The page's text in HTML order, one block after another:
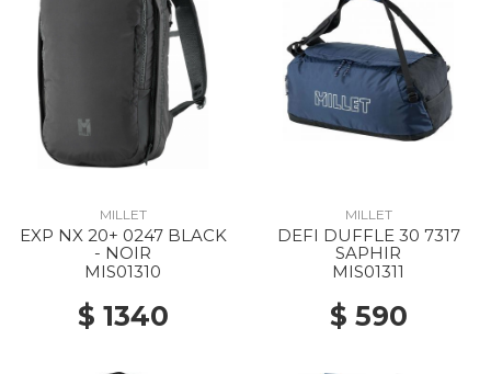
MILLET
EXP NX 20+ 0247 BLACK
- NOIR
MIS01310
$ 1340
MILLET
DEFI DUFFLE 30 7317
SAPHIR
MIS01311
$ 590